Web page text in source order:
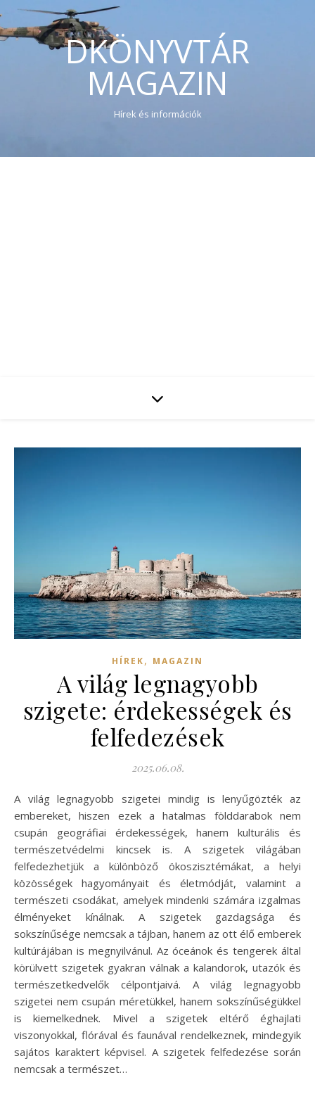
DKÖNYVTÁR
MAGAZIN
Hírek és információk
HÍREK, MAGAZIN
A világ legnagyobb
szigete: érdekességek és
felfedezések
2025.06.08.
A világ legnagyobb szigetei mindig is lenyűgözték az
embereket, hiszen ezek a hatalmas földdarabok nem
csupán geográfiai érdekességek, hanem kulturális és
természetvédelmi kincsek is. A szigetek világában
felfedezhetjük a különböző ökoszisztémákat, a helyi
közösségek hagyományait és életmódját, valamint a
természeti csodákat, amelyek mindenki számára izgalmas
élményeket kínálnak. A szigetek gazdagsága és
sokszínűsége nemcsak a tájban, hanem az ott élő emberek
kultúrájában is megnyilvánul. Az óceánok és tengerek által
körülvett szigetek gyakran válnak a kalandorok, utazók és
természetkedvelők célpontjaivá. A világ legnagyobb
szigetei nem csupán méretükkel, hanem sokszínűségükkel
is kiemelkednek. Mivel a szigetek eltérő éghajlati
viszonyokkal, flórával és faunával rendelkeznek, mindegyik
sajátos karaktert képvisel. A szigetek felfedezése során
nemcsak a természet…